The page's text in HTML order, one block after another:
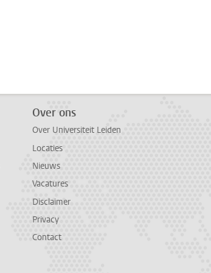
Over ons
Over Universiteit Leiden
Locaties
Nieuws
Vacatures
Disclaimer
Privacy
Contact